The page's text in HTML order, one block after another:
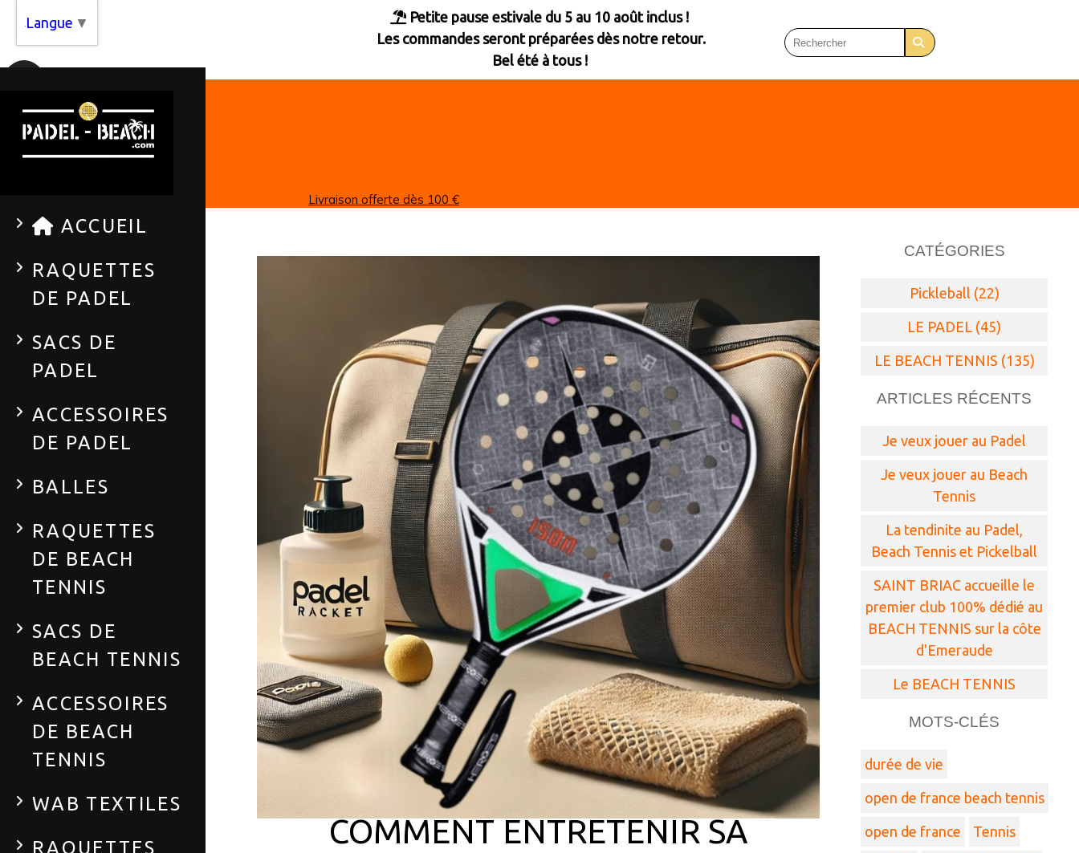
 Petite pause estivale du 5 au 10 août inclus !
Les commandes seront préparées dès notre retour.
Bel été à tous !
Livraison offerte dès 100 €
ACCUEIL
RAQUETTES
DE PADEL
SACS DE
PADEL
ACCESSOIRES
DE PADEL
BALLES
RAQUETTES
DE BEACH
TENNIS
SACS DE
BEACH TENNIS
ACCESSOIRES
DE BEACH
TENNIS
WAB TEXTILES
RAQUETTES
COMMENT ENTRETENIR SA
CATÉGORIES
Pickleball (22)
LE PADEL (45)
LE BEACH TENNIS (135)
ARTICLES RÉCENTS
Je veux jouer au Padel
Je veux jouer au Beach
Tennis
La tendinite au Padel,
Beach Tennis et Pickelball
SAINT BRIAC accueille le
premier club 100% dédié au
BEACH TENNIS sur la côte
d'Emeraude
Le BEACH TENNIS
MOTS-CLÉS
durée de vie
open de france beach tennis
open de france Tennis
Langue ▼